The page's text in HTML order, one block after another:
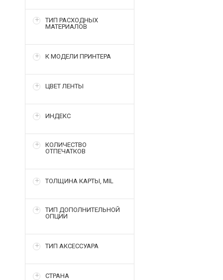
ТИП РАСХОДНЫХ
МАТЕРИАЛОВ
К МОДЕЛИ ПРИНТЕРА
ЦВЕТ ЛЕНТЫ
ИНДЕКС
КОЛИЧЕСТВО
ОТПЕЧАТКОВ
ТОЛЩИНА КАРТЫ, MIL
ТИП ДОПОЛНИТЕЛЬНОЙ
ОПЦИИ
ТИП АКСЕССУАРА
СТРАНА